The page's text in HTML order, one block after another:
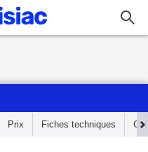
Prix Fiches techniques